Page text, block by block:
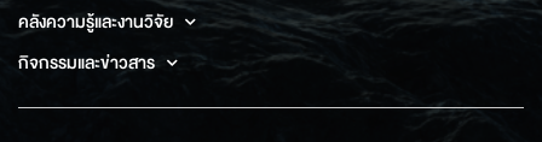
คลังความรู้และงานวิจัย
กิจกรรมและข่าวสาร